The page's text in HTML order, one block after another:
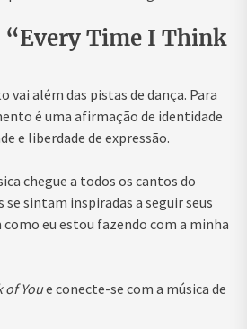
“Every Time I Think
além das pistas de dança. Para
é uma afirmação de identidade
e liberdade de expressão.
chegue a todos os cantos do
se sintam inspiradas a seguir seus
eu estou fazendo com a minha
of Youe conecte-se com a música de